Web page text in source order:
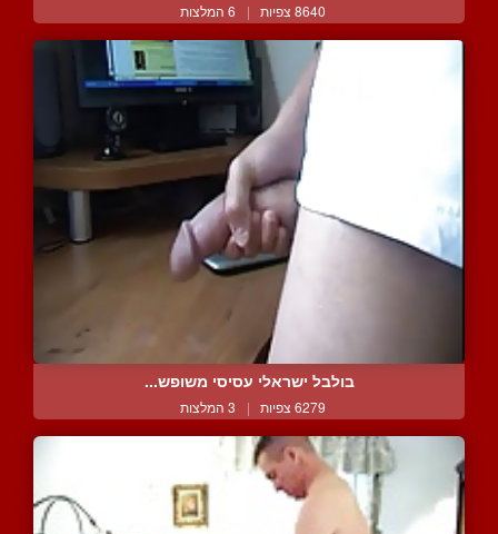
8640 צפיות | 6 המלצות
בולבל ישראלי עסיסי משופש...
6279 צפיות | 3 המלצות